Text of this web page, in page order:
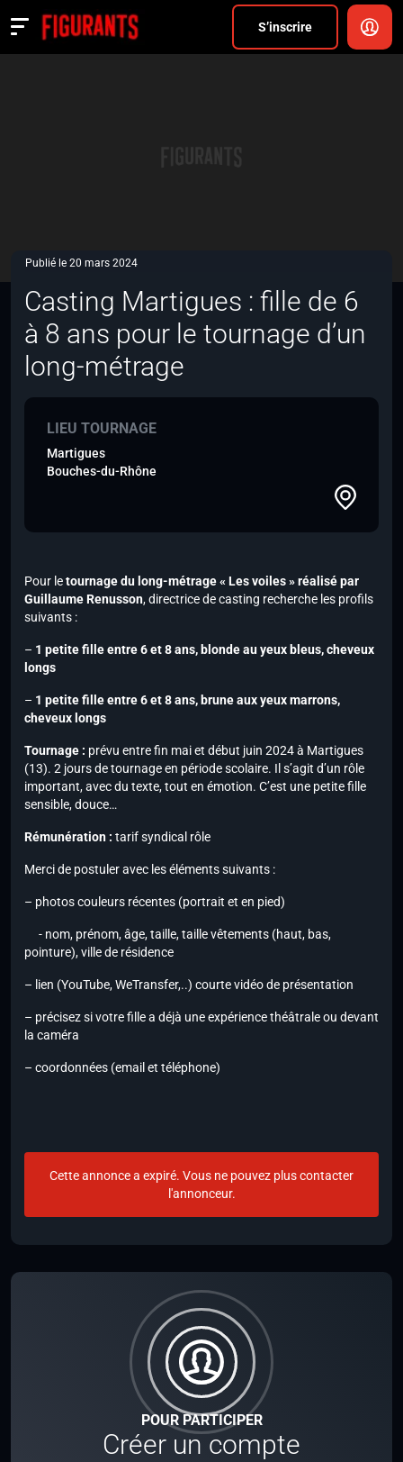
S’inscrire
Actualités
POUR PARTICIPER
Créer un compte
Publié le 20 mars 2024
Casting Martigues : fille de 6
à 8 ans pour le tournage d’un
long-métrage
LIEU TOURNAGE
Martigues
Bouches-du-Rhône
Pour letournage du long-métrage « Les voiles » réalisé par
Guillaume Renusson, directrice de casting recherche les profils
suivants :
– 1 petite fille entre 6 et 8 ans, blonde au yeux bleus, cheveux
longs
– 1 petite fille entre 6 et 8 ans, brune aux yeux marrons,
cheveux longs
Tournage : prévu entre fin mai et début juin 2024 à Martigues
(13). 2 jours de tournage en période scolaire. Il s’agit d’un rôle
important, avec du texte, tout en émotion. C’est une petite fille
sensible, douce…
Rémunération : tarif syndical rôle
Merci de postuler avec les éléments suivants :
– photos couleurs récentes (portrait et en pied)
- nom, prénom, âge, taille, taille vêtements (haut, bas,
pointure), ville de résidence
– lien (YouTube, WeTransfer,..) courte vidéo de présentation
– précisez si votre fille a déjà une expérience théâtrale ou devant
la caméra
– coordonnées (email et téléphone)
Cette annonce a expiré. Vous ne pouvez plus contacter
l'annonceur.